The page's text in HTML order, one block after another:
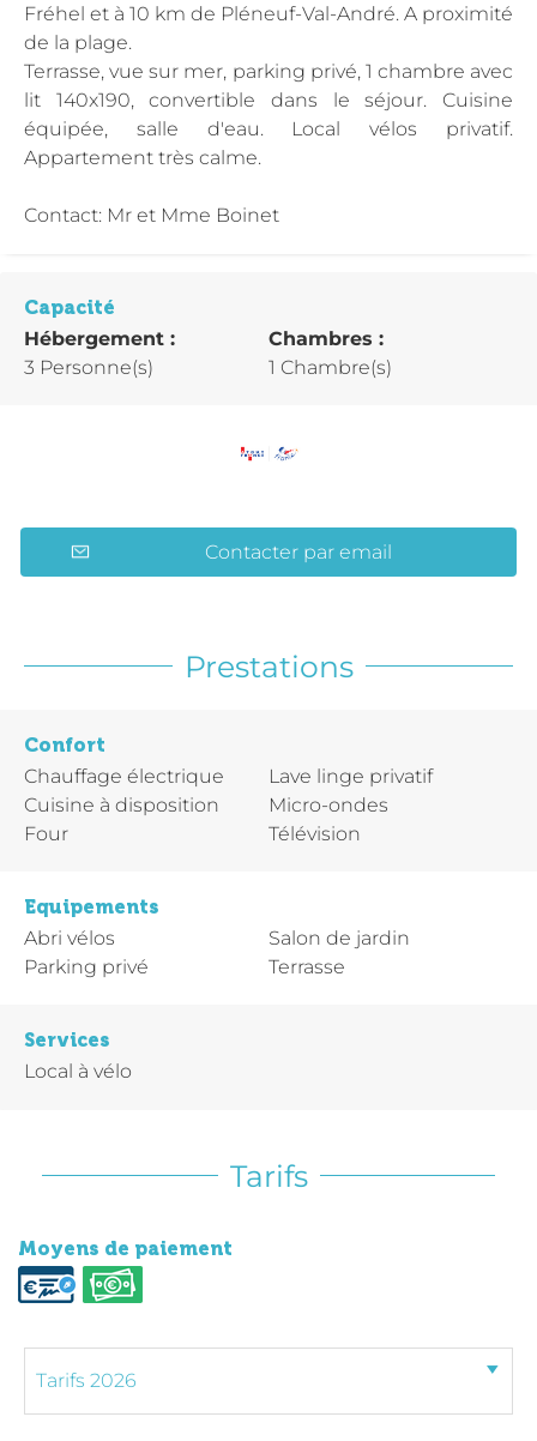
Fréhel et à 10 km de Pléneuf-Val-André. A proximité
de la plage.
Terrasse, vue sur mer, parking privé, 1 chambre avec
lit 140x190, convertible dans le séjour. Cuisine
équipée, salle d'eau. Local vélos privatif.
Appartement très calme.
Contact: Mr et Mme Boinet
Capacité
Hébergement :
3 Personne(s)
Chambres :
1 Chambre(s)
Contacter par email
Prestations
Confort
Chauffage électrique
Cuisine à disposition
Four
Lave linge privatif
Micro-ondes
Télévision
Equipements
Abri vélos
Parking privé
Salon de jardin
Terrasse
Services
Local à vélo
Tarifs
Moyens de paiement